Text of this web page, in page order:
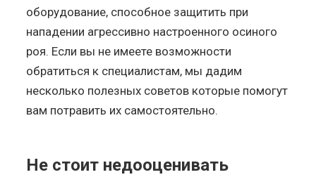
оборудование, способное защитить при
нападении агрессивно настроенного осиного
роя. Если вы не имеете возможности
обратиться к специалистам, мы дадим
несколько полезных советов которые помогут
вам потравить их самостоятельно.
Не стоит недооценивать